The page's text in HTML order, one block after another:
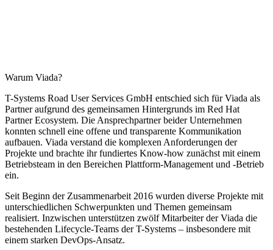
Warum Viada?
T-Systems Road User Services GmbH entschied sich für Viada als
Partner aufgrund des gemeinsamen Hintergrunds im Red Hat
Partner Ecosystem. Die Ansprechpartner beider Unternehmen
konnten schnell eine offene und transparente Kommunikation
aufbauen. Viada verstand die komplexen Anforderungen der
Projekte und brachte ihr fundiertes Know-how zunächst mit einem
Betriebsteam in den Bereichen Plattform-Management und -Betrieb
ein.
Seit Beginn der Zusammenarbeit 2016 wurden diverse Projekte mit
unterschiedlichen Schwerpunkten und Themen gemeinsam
realisiert. Inzwischen unterstützen zwölf Mitarbeiter der Viada die
bestehenden Lifecycle-Teams der T-Systems – insbesondere mit
einem starken DevOps-Ansatz.